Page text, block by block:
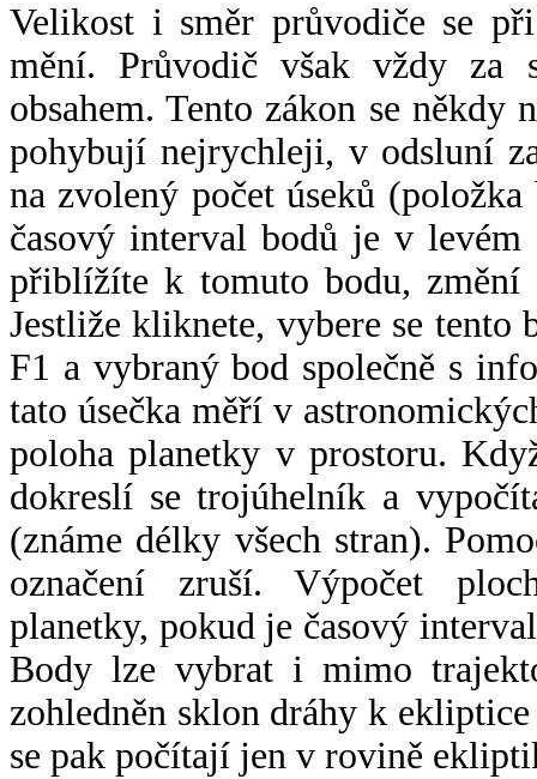
Velikost i směr průvodiče se
mění. Průvodič však vždy za
obsahem. Tento zákon se někdy
pohybují nejrychleji, v odsluní
na zvolený počet úseků
časový interval bodů je v
přiblížíte k tomuto bodu,
Jestliže kliknete, vybere se tento
F1 a vybraný bod společně s
tato úsečka měří v
poloha planetky v prostoru.
dokreslí se trojúhelník a
(známe délky všech stran).
označení zruší. Výpočet
planetky, pokud je časový
Body lze vybrat i mimo
zohledněn sklon dráhy k
se pak počítají jen v rovině